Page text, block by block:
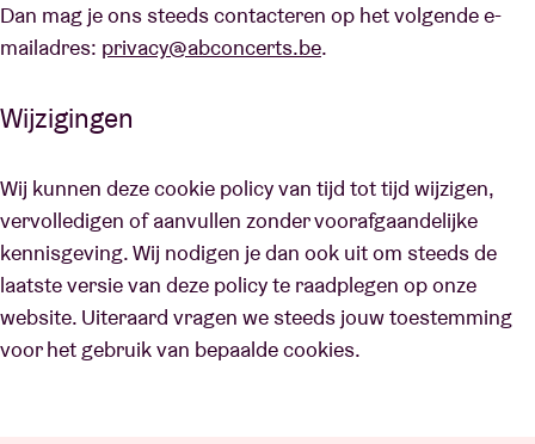
Dan mag je ons steeds contacteren op het volgende e-
mailadres: privacy@abconcerts.be.
Wijzigingen
Wij kunnen deze cookie policy van tijd tot tijd wijzigen,
vervolledigen of aanvullen zonder voorafgaandelijke
kennisgeving. Wij nodigen je dan ook uit om steeds de
laatste versie van deze policy te raadplegen op onze
website. Uiteraard vragen we steeds jouw toestemming
voor het gebruik van bepaalde cookies.